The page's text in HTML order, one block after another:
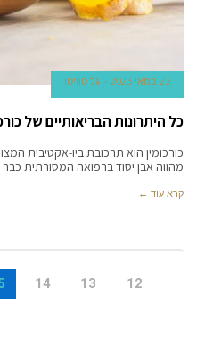
23 במאי 2023 גל טוויטו
כל היתרונות הבריאותיים של
כורכומין הוא תרכובת ביו-אקטיבית
מהווה אבן יסוד ברפואה המסורתית
קרא עוד ←
12
13
14